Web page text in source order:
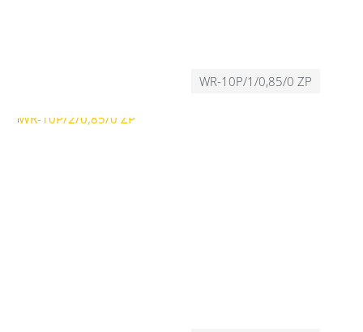
WR-10P/1/0,85/0 ZP